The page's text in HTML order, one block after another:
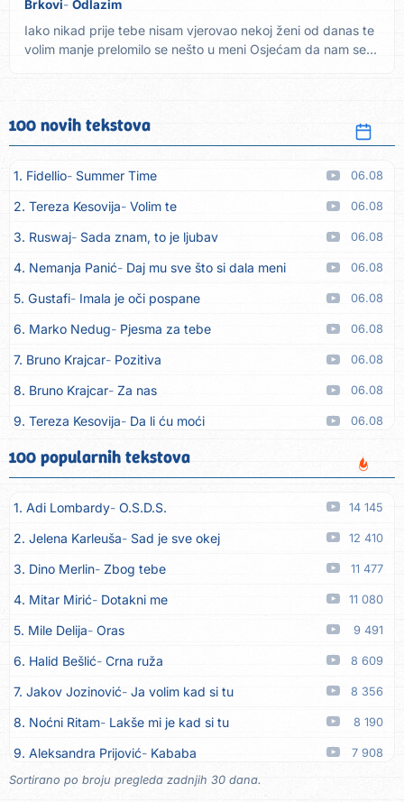
Brkovi Odlazim
Iako nikad prije tebe nisam vjerovao nekoj ženi od danas te
volim manje prelomilo se nešto u meni Osjećam da nam se...
100 novih tekstova
1. Fidellio Summer Time 06.08
2. Tereza Kesovija Volim te 06.08
3. Ruswaj Sada znam, to je ljubav 06.08
4. Nemanja Panić Daj mu sve što si dala meni 06.08
5. Gustafi Imala je oči pospane 06.08
6. Marko Nedug Pjesma za tebe 06.08
7. Bruno Krajcar Pozitiva 06.08
8. Bruno Krajcar Za nas 06.08
9. Tereza Kesovija Da li ću moći 06.08
10. Lidija Bačić Neka se vino toči (Nazdravlje)
11. Karin Kuljanić Nisi zavridel 06.08
12. Tamara Brusić Nigdi ni lipo ko doma 06.08
13. Tamara Brusić Biž´mo ća 06.08
14. Rusko Richie Bila si, bila 06.08
15. Rusko Richie Ti i ja 06.08
16. Azra Husarkić 06.08
17. Azra Husarkić Ljubavnice 06.08
18. Azra Husarkić Zakon jačeg 06.08
19. Azra Husarkić Premalo 06.08
20. Azra Husarkić Omađijana 06.08
21. Azra Husarkić Svaka žena
100 popularnih tekstova
1. Adi Lombardy O.S.D.S. 14 145
2. Jelena Karleuša Sad je sve okej 12 410
3. Dino Merlin Zbog tebe 11 477
4. Mitar Mirić Dotakni me 11 080
5. Mile Delija Oras 9 491
6. Halid Bešlić Crna ruža 8 609
7. Jakov Jozinović Ja volim kad si tu 8 356
8. Noćni Ritam Lakše mi je kad si tu 8 190
9. Aleksandra Prijović Kababa 7 908
10. Halid Bešlić Ljiljani
Sortirano po broju pregleda zadnjih 30 dana.